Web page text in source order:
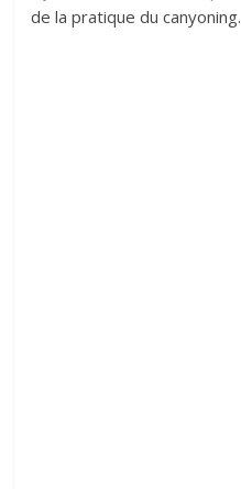
de la pratique du canyoning.